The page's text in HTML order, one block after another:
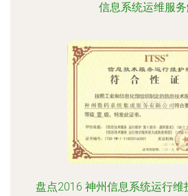
信息系统运维服
盘点2016 神州信息系统运行